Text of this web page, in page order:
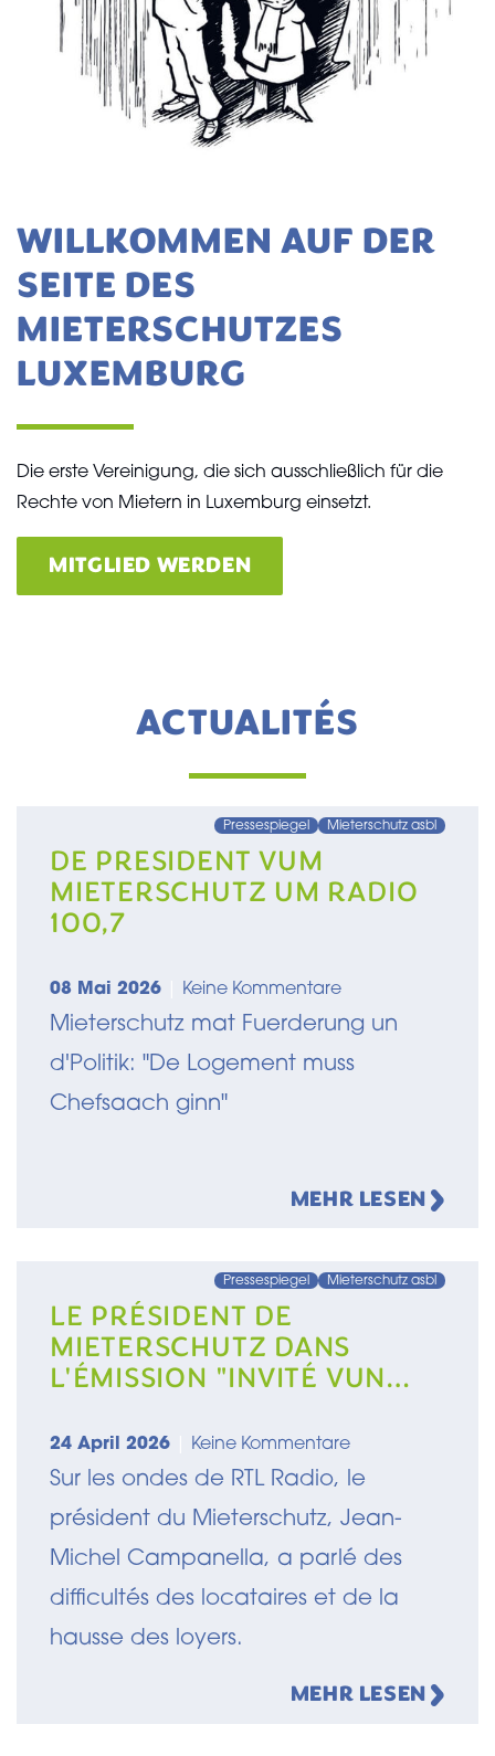
WILLKOMMEN AUF DER
SEITE DES
MIETERSCHUTZES
LUXEMBURG
Die erste Vereinigung, die sich ausschließlich für die
Rechte von Mietern in Luxemburg einsetzt.
MITGLIED WERDEN
ACTUALITÉS
Pressespiegel Mieterschutz asbl
DE PRESIDENT VUM
MIETERSCHUTZ UM RADIO
100,7
08 Mai 2026 Keine Kommentare
Mieterschutz mat Fuerderung un
d'Politik: "De Logement muss
Chefsaach ginn"
MEHR LESEN
Pressespiegel Mieterschutz asbl
LE PRÉSIDENT DE
MIETERSCHUTZ DANS
L'ÉMISSION "INVITÉ VUN
RADIO
24 April 2026 Keine Kommentare
Sur les ondes de RTL Radio, le
président du Mieterschutz, Jean-
Michel Campanella, a parlé des
difficultés des locataires et de la
hausse des loyers.
MEHR LESEN